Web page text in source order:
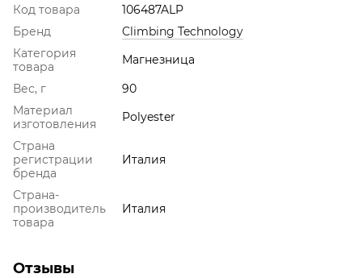
Код товара
106487ALP
Бренд
Climbing Technology
Категория
товара
Магнезница
Вес, г
90
Материал
изготовления
Polyester
Страна
регистрации
бренда
Италия
Страна-
производитель
товара
Италия
Отзывы